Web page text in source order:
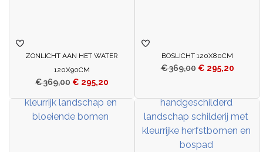
ZONLICHT AAN HET WATER
120X90CM
€369,00 € 295,20
BOSLICHT 120X80CM
€369,00 € 295,20